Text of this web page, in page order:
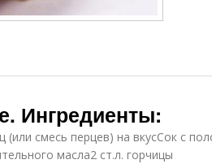
Ингредиенты:
смесь перцев) на вкусСок с
масла2 ст.л. горчицы